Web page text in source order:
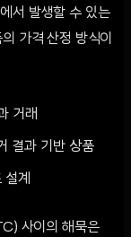
서 발생할 수 있는
가격 산정 방식이
거래
결과 기반 상품
계
사이의 해묵은